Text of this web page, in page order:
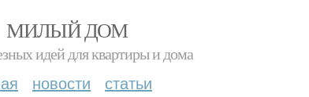
МИЛЫЙ ДОМ
идей для квартиры и дома
новости статьи